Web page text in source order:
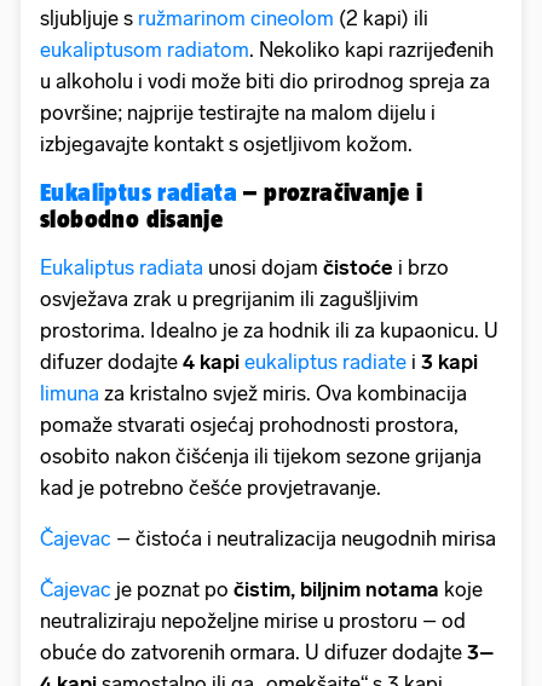
sljubljuje s ružmarinom cineolom (2 kapi) ili
eukaliptusom radiatom. Nekoliko kapi razrijeđenih
u alkoholu i vodi može biti dio prirodnog spreja za
površine; najprije testirajte na malom dijelu i
izbjegavajte kontakt s osjetljivom kožom.
Eukaliptus radiata – prozračivanje i
slobodno disanje
Eukaliptus radiata unosi dojam čistoće i brzo
osvježava zrak u pregrijanim ili zagušljivim
prostorima. Idealno je za hodnik ili za kupaonicu. U
difuzer dodajte 4 kapi eukaliptus radiate i 3 kapi
limuna za kristalno svjež miris. Ova kombinacija
pomaže stvarati osjećaj prohodnosti prostora,
osobito nakon čišćenja ili tijekom sezone grijanja
kad je potrebno češće provjetravanje.
Čajevac – čistoća i neutralizacija neugodnih mirisa
Čajevac je poznat po čistim, biljnim notama koje
neutraliziraju nepoželjne mirise u prostoru – od
obuće do zatvorenih ormara. U difuzer dodajte 3–